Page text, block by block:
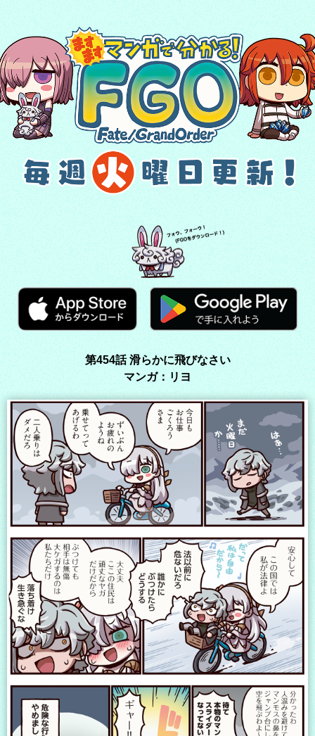
第454話 滑らかに飛びなさい
マンガ：リヨ